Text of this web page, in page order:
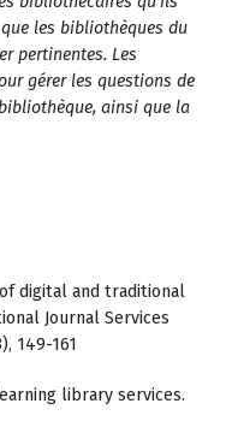
les bibliothèques du
pertinentes. Les
gérer les questions de
ainsi que la
of digital and traditional
Journal Services
149-161
library services.